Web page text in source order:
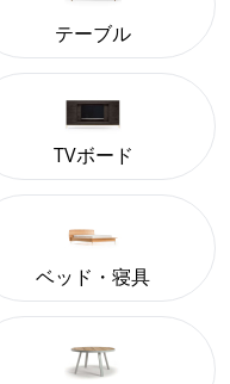
テーブル
TVボード
ベッド・寝具